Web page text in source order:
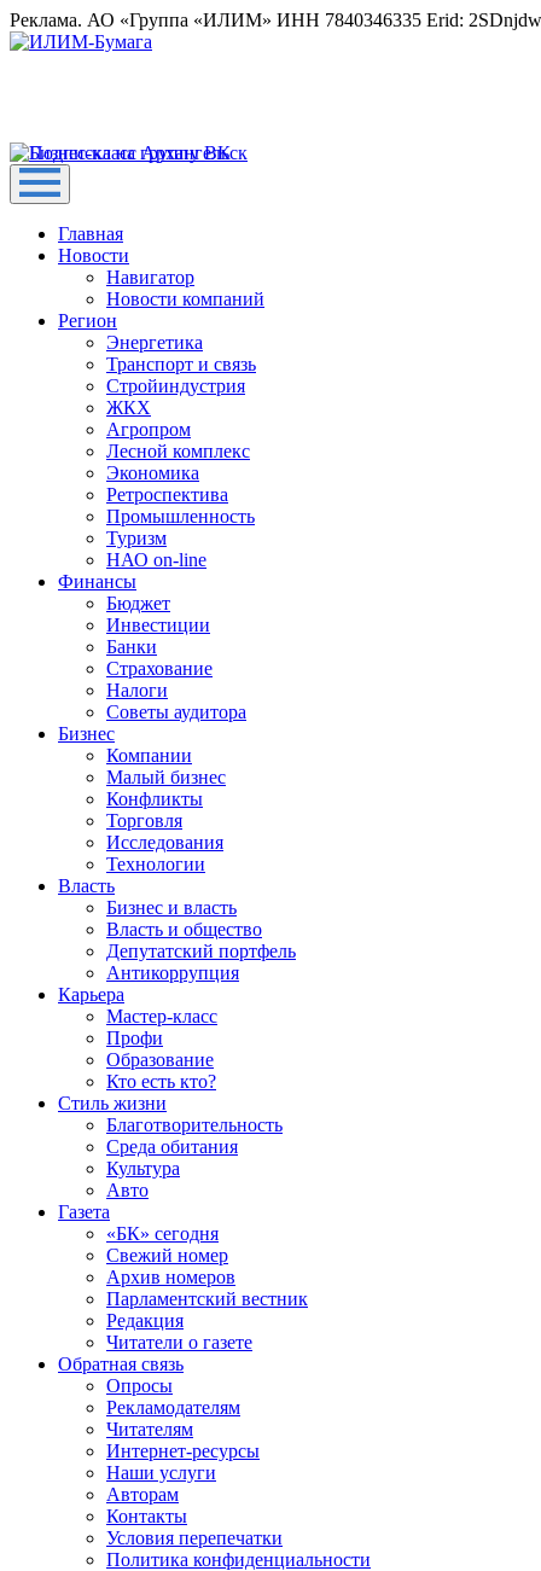
Реклама. АО «Группа «ИЛИМ» ИНН 7840346335 Erid:
Главная
Новости
Навигатор
Новости компаний
Регион
Энергетика
Транспорт и связь
Стройиндустрия
ЖКХ
Агропром
Лесной комплекс
Экономика
Ретроспектива
Промышленность
Туризм
НАО on-line
Финансы
Бюджет
Инвестиции
Банки
Страхование
Налоги
Советы аудитора
Бизнес
Компании
Малый бизнес
Конфликты
Торговля
Исследования
Технологии
Власть
Бизнес и власть
Власть и общество
Депутатский портфель
Антикоррупция
Карьера
Мастер-класс
Профи
Образование
Кто есть кто?
Стиль жизни
Благотворительность
Среда обитания
Культура
Авто
Газета
«БК» сегодня
Свежий номер
Архив номеров
Парламентский вестник
Редакция
Читатели о газете
Обратная связь
Опросы
Рекламодателям
Читателям
Интернет-ресурсы
Наши услуги
Авторам
Контакты
Условия перепечатки
Политика конфиденциальности